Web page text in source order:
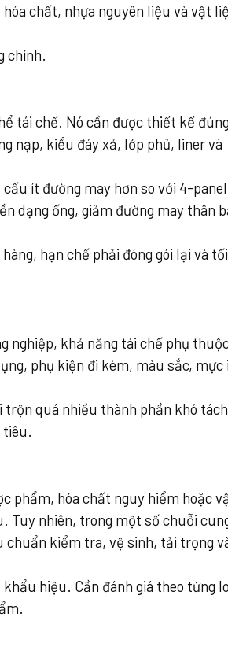
chất, nhựa nguyên liệu và vật
chính.
tái chế. Nó cần được thiết kế đúng
nạp, kiểu đáy xả, lớp phủ, liner và
ít đường may hơn so với 4-
dạng ống, giảm đường may thân
hạn chế phải đóng gói lại và tối
nghiệp, khả năng tái chế phụ
phụ kiện đi kèm, màu sắc, mực
quá nhiều thành phần khó tách
tiêu.
phẩm, hóa chất nguy hiểm hoặc
Tuy nhiên, trong một số chuỗi
chuẩn kiểm tra, vệ sinh, tải trọng
hiệu. Cần đánh giá theo từng